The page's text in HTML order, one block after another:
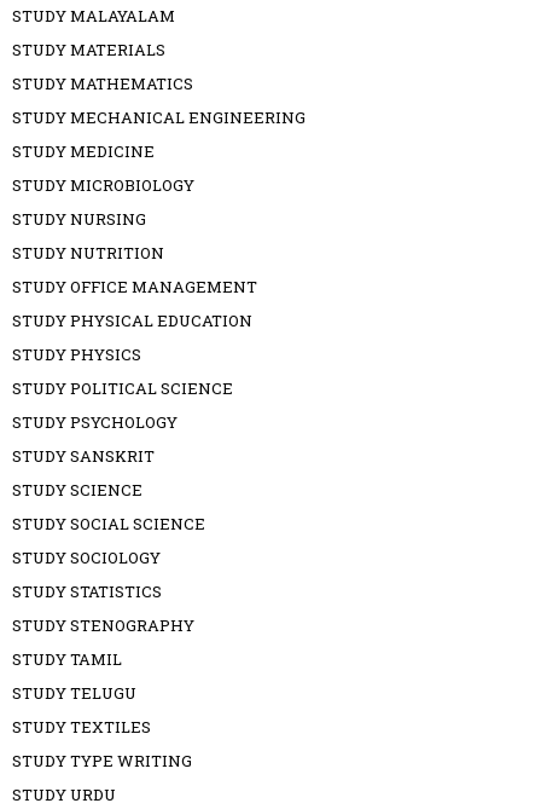
STUDY MALAYALAM
STUDY MATERIALS
STUDY MATHEMATICS
STUDY MECHANICAL ENGINEERING
STUDY MEDICINE
STUDY MICROBIOLOGY
STUDY NURSING
STUDY NUTRITION
STUDY OFFICE MANAGEMENT
STUDY PHYSICAL EDUCATION
STUDY PHYSICS
STUDY POLITICAL SCIENCE
STUDY PSYCHOLOGY
STUDY SANSKRIT
STUDY SCIENCE
STUDY SOCIAL SCIENCE
STUDY SOCIOLOGY
STUDY STATISTICS
STUDY STENOGRAPHY
STUDY TAMIL
STUDY TELUGU
STUDY TEXTILES
STUDY TYPE WRITING
STUDY URDU